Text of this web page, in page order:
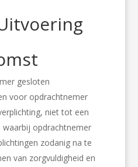
gesloten
voor opdrachtnemer
niet tot een
waarbij opdrachtnemer
zodanig na te
van zorgvuldigheid en